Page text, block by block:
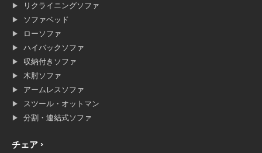
リクライニングソファ
ソファベッド
ローソファ
ハイバックソファ
収納付きソファ
木肘ソファ
アームレスソファ
スツール・オットマン
分割・連結式ソファ
チェア